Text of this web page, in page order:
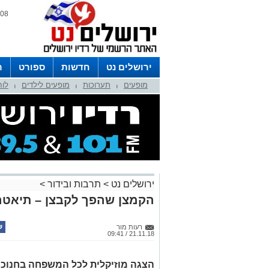
08 אוגוסט 2026 / 14:01
ירושלים נט חדשות ספורט
לפרסום ברדיו צרו קשר
לוח מופעים תערוכות מופעים לילדים
ירושלים נט > תרבות ובידור >
הקמצן שהפך לקבצן –
רעות מור
21.11.18 / 09:41
הצגה מוזיקלית לכל המשפחה